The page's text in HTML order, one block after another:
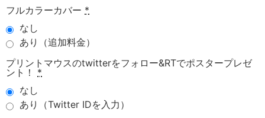
フルカラーカバー *
なし
あり（追加料金）
プリントマウスのtwitterをフォロー&RTでポスタープレゼ
ント！
*
なし
あり（Twitter IDを入力）